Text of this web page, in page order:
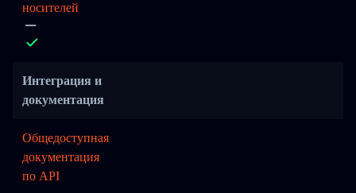
носителей
Интеграция и
документация
Общедоступная
документация
по API